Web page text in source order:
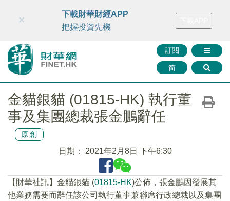
財華智庫網 FINTV FINMETA 財華證券 媒體矩陣
訂閱
简
×
下載財華財經APP
把握投資先機
金貓銀貓 (01815-HK) 執行董
事及集團總裁張金鵬辭任
原創
日期： 2021年2月8日 下午6:30
【財華社訊】金貓銀貓 (01815-HK)公佈，張金鵬因發展其
他業務需要而辭任該公司執行董事兼聯席行政總裁以及集團